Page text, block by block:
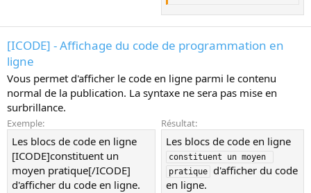
[ICODE] - Affichage du code de programmation en
ligne
Vous permet d'afficher le code en ligne parmi le contenu
normal de la publication. La syntaxe ne sera pas mise en
surbrillance.
Exemple:
Les blocs de code en ligne
[ICODE]constituent un
moyen pratique[/ICODE]
d'afficher du code en ligne.
Résultat:
Les blocs de code en ligne
constituent un moyen
pratique d'afficher du code
en ligne.